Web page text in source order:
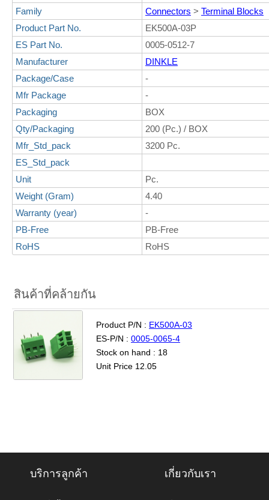
Family
Connectors > Terminal Blocks
Product Part No.
EK500A-03P
ES Part No.
0005-0512-7
Manufacturer
DINKLE
Package/Case
-
Mfr Package
-
Packaging
BOX
Qty/Packaging
200 (Pc.) / BOX
Mfr_Std_pack
3200 Pc.
ES_Std_pack
Unit
Pc.
Weight (Gram)
4.40
Warranty (year)
-
PB-Free
PB-Free
RoHS
RoHS
สินค้าที่คล้ายกัน
Product P/N : EK500A-03
ES-P/N : 0005-0065-4
Stock on hand : 18
Unit Price 12.05
บริการลูกค้า เกี่ยวกับเรา